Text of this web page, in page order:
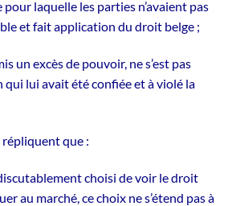
laquelle les parties n’avaient pas
et fait application du droit belge ;
un excès de pouvoir, ne s’est pas
qui lui avait été confiée et à violé la
que :
choisi de voir le droit
au marché, ce choix ne s’étend pas à